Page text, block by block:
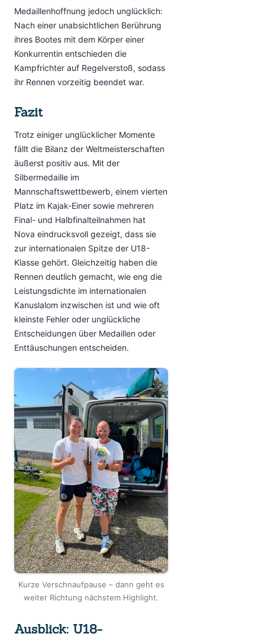
Medaillenhoffnung jedoch unglücklich:
Nach einer unabsichtlichen Berührung
ihres Bootes mit dem Körper einer
Konkurrentin entschieden die
Kampfrichter auf Regelverstoß, sodass
ihr Rennen vorzeitig beendet war.
Fazit
Trotz einiger unglücklicher Momente
fällt die Bilanz der Weltmeisterschaften
äußerst positiv aus. Mit der
Silbermedaille im
Mannschaftswettbewerb, einem vierten
Platz im Kajak-Einer sowie mehreren
Final- und Halbfinalteilnahmen hat
Nova eindrucksvoll gezeigt, dass sie
zur internationalen Spitze der U18-
Klasse gehört. Gleichzeitig haben die
Rennen deutlich gemacht, wie eng die
Leistungsdichte im internationalen
Kanuslalom inzwischen ist und wie oft
kleinste Fehler oder unglückliche
Entscheidungen über Medaillen oder
Enttäuschungen entscheiden.
Kurze Verschnaufpause – dann geht es
weiter Richtung nächstem Highlight.
Ausblick: U18-